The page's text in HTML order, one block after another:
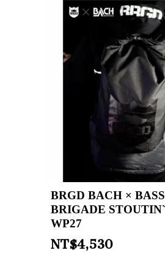
BRGD BACH × BASS
BRIGADE
WP27
NT$4,530